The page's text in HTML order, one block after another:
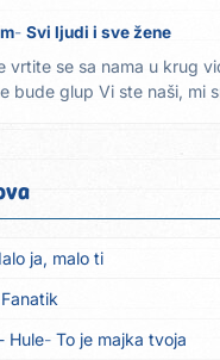
Svi ljudi i sve žene
vrtite se sa nama u krug
bude glup Vi ste naši, mi
ja, malo ti
Fanatik
Hule To je majka tvoja